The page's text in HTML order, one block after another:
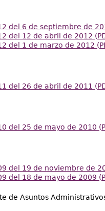
del 6 de septiembre de
del 12 de abril de 2012
del 1 de marzo de 2012
del 26 de abril de 2011
del 25 de mayo de 2010
del 19 de noviembre de
del 18 de mayo de 2009
de Asuntos